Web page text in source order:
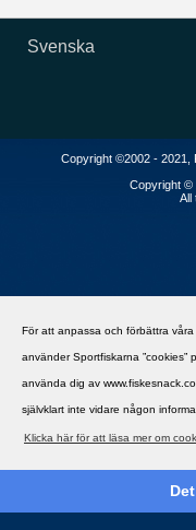
För att anpassa och förbättra
använder Sportfiskarna ”cookies”
använda dig av
självklart inte vidare någon
Klicka här för att läsa mer om
Svenska
Copyright ©2002 - 2021,
Copyright ©
All